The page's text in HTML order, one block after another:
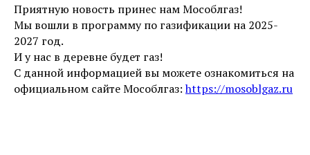
Приятную новость принес нам Мособлгаз!
Мы вошли в программу по газификации на 2025-
2027 год.
И у нас в деревне будет газ!
С данной информацией вы можете ознакомиться на
официальном сайте Мособлгаз:https://mosoblgaz.ru